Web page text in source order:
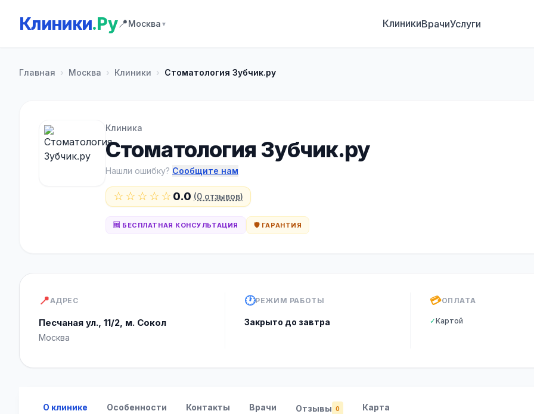
Клиники.Ру📍Москва ▼ КлиникиВрачиУслуги
Главная › Москва › Клиники › Стоматология Зубчик.ру
Клиника
Стоматология Зубчик.ру
Нашли ошибку? Сообщите нам
☆☆☆☆☆0.0 (0 отзывов)
🆓 БЕСПЛАТНАЯ КОНСУЛЬТАЦИЯ 🛡️ ГАРАНТИЯ
📍АДРЕС
Песчаная ул., 11/2, м. Сокол
Москва
🕐РЕЖИМ РАБОТЫ
Закрыто до завтра
💳ОПЛАТА
✓Картой
О клинике Особенности Контакты Врачи Отзывы 0 Карта